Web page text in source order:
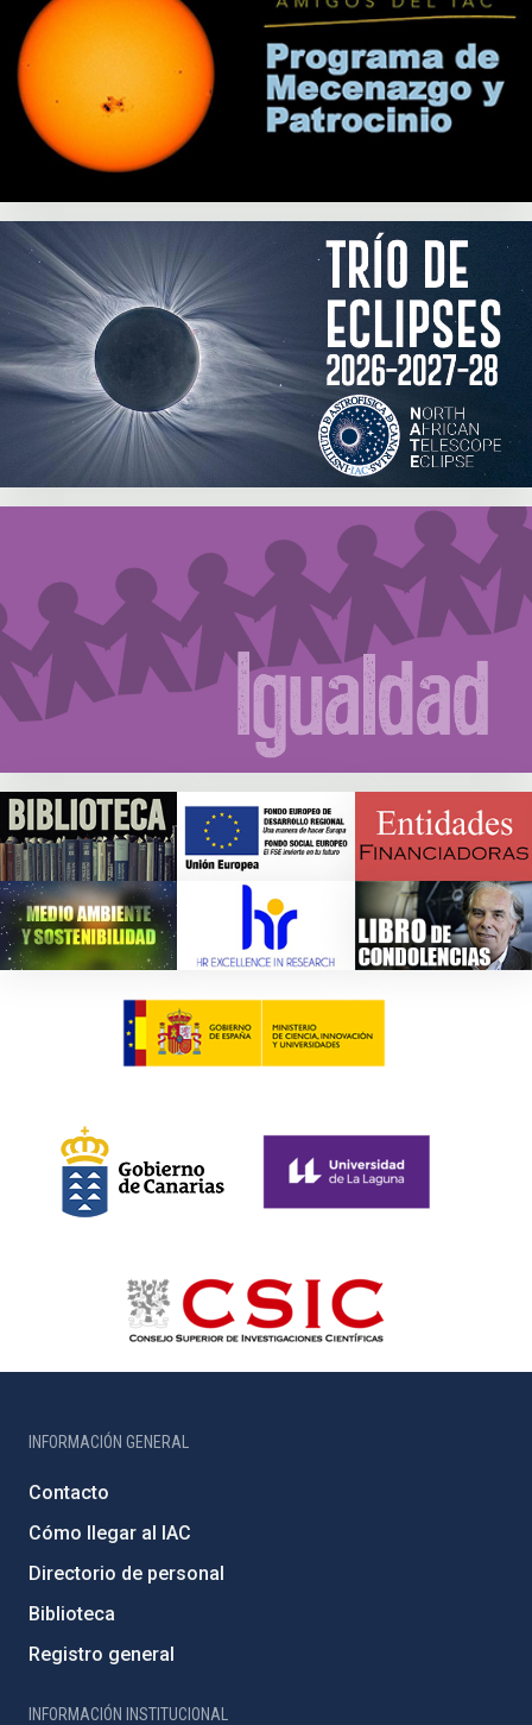
INFORMACIÓN GENERAL
Contacto
Cómo llegar al IAC
Directorio de personal
Biblioteca
Registro general
INFORMACIÓN INSTITUCIONAL